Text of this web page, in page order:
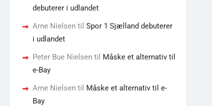
debuterer i udlandet
Arne Nielsen til Spor 1 Sjælland debuterer
i udlandet
Peter Bue Nielsen til Måske et alternativ til
e-Bay
Arne Nielsen til Måske et alternativ til e-
Bay